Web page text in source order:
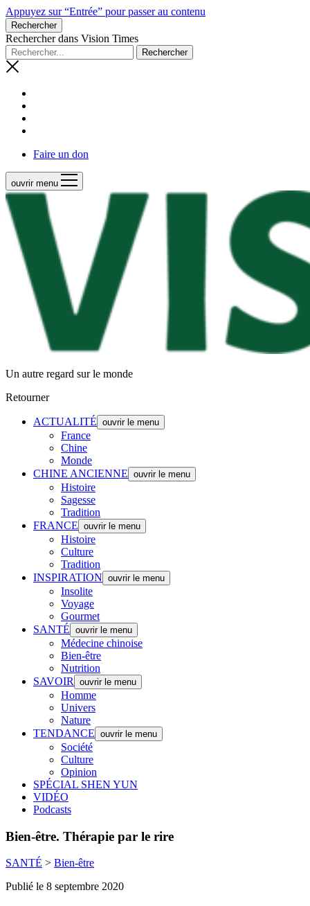
Appuyez sur “Entrée” pour passer au contenu
Rechercher
Rechercher dans Vision Times
Faire un don
ouvrir menu
Un autre regard sur le monde
Retourner
ACTUALITÉ ouvrir le menu
France
Chine
Monde
CHINE ANCIENNE ouvrir le menu
Histoire
Sagesse
Tradition
FRANCE ouvrir le menu
Histoire
Culture
Tradition
INSPIRATION ouvrir le menu
Insolite
Voyage
Gourmet
SANTÉ ouvrir le menu
Médecine chinoise
Bien-être
Nutrition
SAVOIR
ouvrir le menu
Homme
Univers
Nature
TENDANCE ouvrir le menu
Société
Culture
Opinion
SPÉCIAL SHEN YUN
VIDÉO
Podcasts
Bien-être. Thérapie par le rire
SANTÉ > Bien-être
Publié le 8 septembre 2020